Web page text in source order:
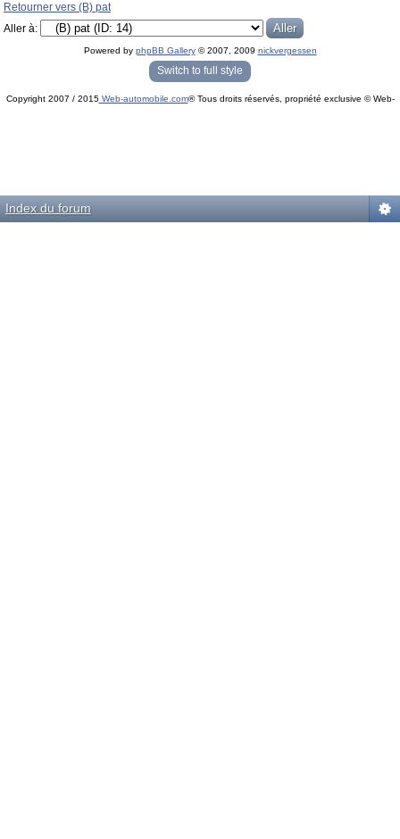
Retourner vers (B) pat
Aller à:
Powered by phpBB Gallery© 2007, 2009 nickvergessen
« phpBB Gallery » - Traduction française par
darky
Switch to full style
Copyright 2007 / 2015Web-automobile.com® Tous droits réservés, propriété exclusive © Web-
Index du forum